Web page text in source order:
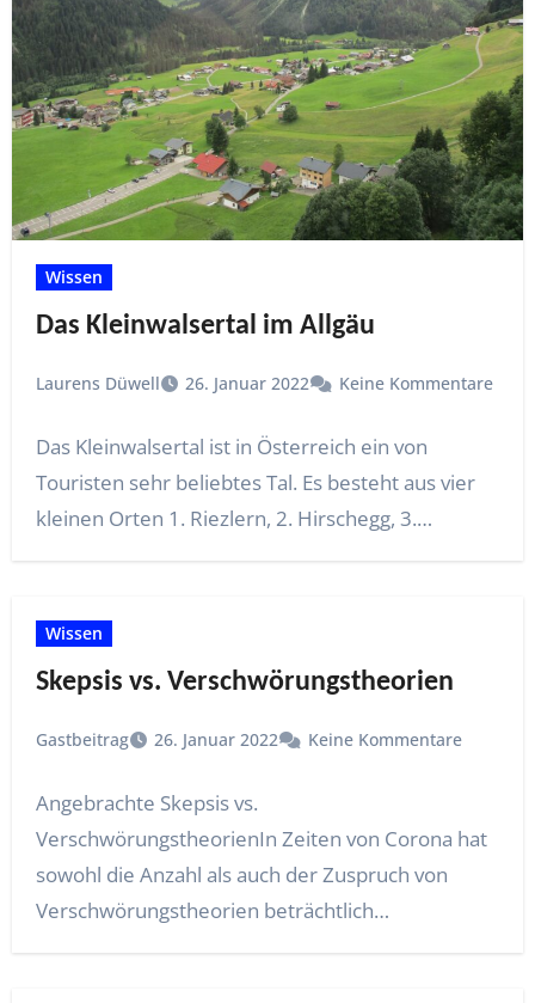
Wissen
Das Kleinwalsertal im Allgäu
Laurens Düwell 26. Januar 2022 Keine Kommentare
Das Kleinwalsertal ist in Österreich ein von
Touristen sehr beliebtes Tal. Es besteht aus vier
kleinen Orten 1. Riezlern, 2. Hirschegg, 3.…
Wissen
Skepsis vs. Verschwörungstheorien
Gastbeitrag 26. Januar 2022 Keine Kommentare
Angebrachte Skepsis vs.
VerschwörungstheorienIn Zeiten von Corona hat
sowohl die Anzahl als auch der Zuspruch von
Verschwörungstheorien beträchtlich